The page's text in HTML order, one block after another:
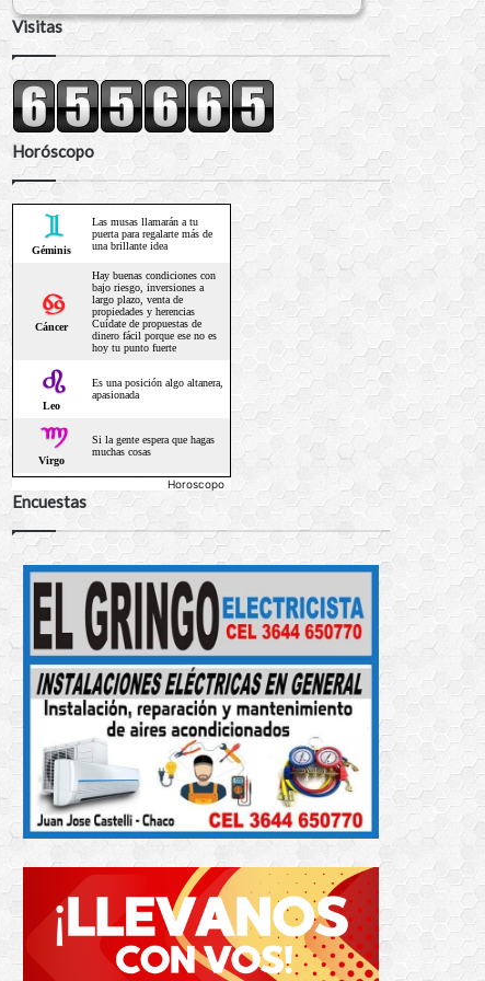
Visitas
Horóscopo
Horoscopo
Encuestas